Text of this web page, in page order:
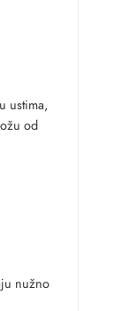
ustima,
od
nužno